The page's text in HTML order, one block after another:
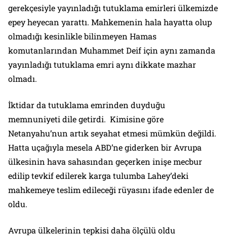
gerekçesiyle yayınladığı tutuklama emirleri ülkemizde
epey heyecan yarattı. Mahkemenin hala hayatta olup
olmadığı kesinlikle bilinmeyen Hamas
komutanlarından Muhammet Deif için aynı zamanda
yayınladığı tutuklama emri aynı dikkate mazhar
olmadı.
İktidar da tutuklama emrinden duyduğu
memnuniyeti dile getirdi. Kimisine göre
Netanyahu’nun artık seyahat etmesi mümkün değildi.
Hatta uçağıyla mesela ABD’ne giderken bir Avrupa
ülkesinin hava sahasından geçerken inişe mecbur
edilip tevkif edilerek karga tulumba Lahey’deki
mahkemeye teslim edileceği rüyasını ifade edenler de
oldu.
Avrupa ülkelerinin tepkisi daha ölçülü oldu